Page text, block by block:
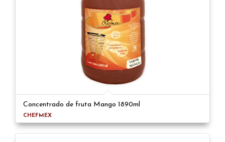
Concentrado de fruta Mango 1890ml
CHEFMEX